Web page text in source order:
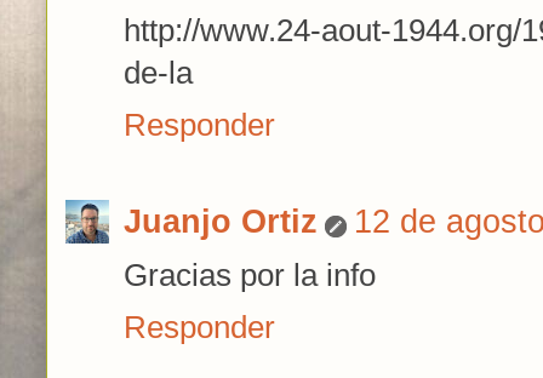
http://www.24-aout-1944.org/
de-la
Responder
Juanjo Ortiz 12 de
Gracias por la info
Responder